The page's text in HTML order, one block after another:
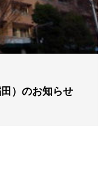
）のお知らせ